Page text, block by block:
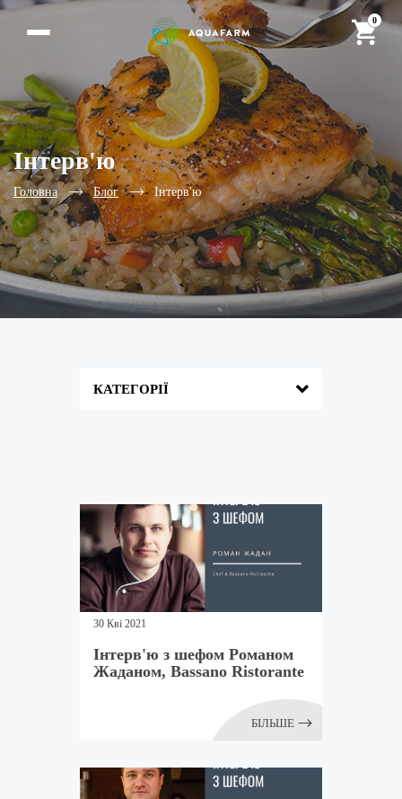
0
Інтерв'ю
Головна Блог Інтерв'ю
КАТЕГОРІЇ
30 Кві 2021
Інтерв'ю з шефом Романом
Жаданом, Bassano Ristorante
БІЛЬШЕ